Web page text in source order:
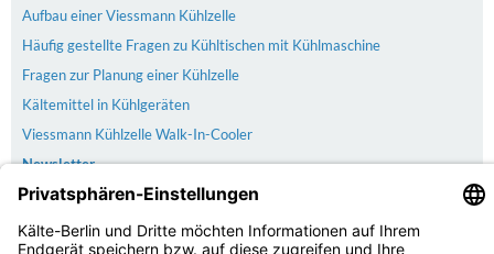
Aufbau einer Viessmann Kühlzelle
Häufig gestellte Fragen zu Kühltischen mit Kühlmaschine
Fragen zur Planung einer Kühlzelle
Kältemittel in Kühlgeräten
Viessmann Kühlzelle Walk-In-Cooler
Newsletter
Versand